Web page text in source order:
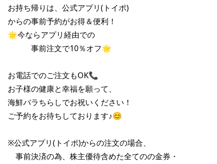
や台や
海老どて食堂
華花
IRライブラリトップ
決算短信
決算説明資料
株主通信
株主総会関連資料
その他IR資料
IRカレンダー
株価情報
株主優待
電子公告
FAQ
IRお問い合わせ
サイトマップ
お持ち帰りは、公式アプリ(トイポ)
からの事前予約がお得＆便利！
🌟今ならアプリ経由での
事前注文で10％オフ🌟
お電話でのご注文もOK📞
お子様の健康と幸福を願って、
海鮮バラちらしでお祝いください！
ご予約をお待ちしております♪😊
※公式アプリ(トイポ)からの注文の場合、
事前決済の為、株主優待含めた全てのの金券・